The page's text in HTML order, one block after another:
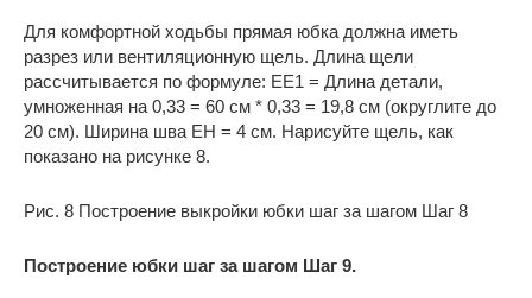
Для комфортной ходьбы прямая юбка должна иметь
разрез или вентиляционную щель. Длина щели
рассчитывается по формуле: EE1 = Длина детали,
умноженная на 0,33 = 60 см * 0,33 = 19,8 см (округлите до
20 см). Ширина шва EH = 4 см. Нарисуйте щель, как
показано на рисунке 8.
Рис. 8 Построение выкройки юбки шаг за шагом Шаг 8
Построение юбки шаг за шагом Шаг 9.